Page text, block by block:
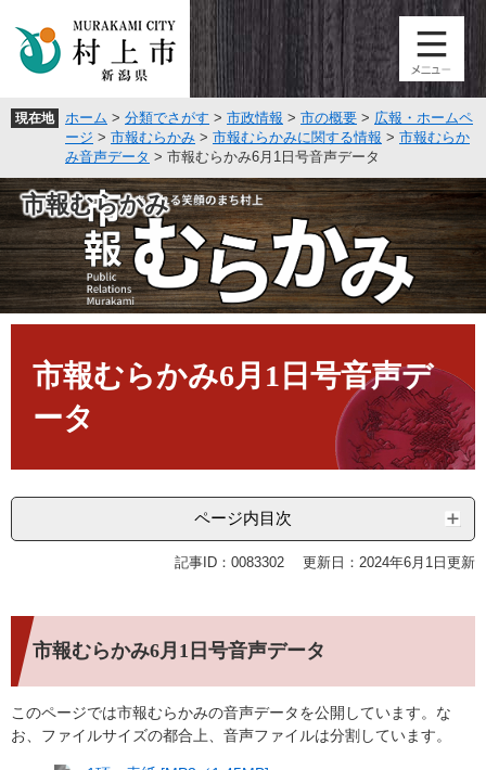
頭
。
飛
て
本
文
へ
現在地 ホーム > 分類でさがす > 市政情報 > 市の概要 > 広報・ホームペ
ージ > 市報むらかみ > 市報むらかみに関する情報 > 市報むらか
み音声データ > 市報むらかみ6月1日号音声データ
市報むらかみ
市報むらかみ6月1日号音声デ
ータ
ページ内目次
記事ID：0083302 更新日：2024年6月1日更新
市報むらかみ6月1日号音声データ
このページでは市報むらかみの音声データを公開しています。な
お、ファイルサイズの都合上、音声ファイルは分割しています。